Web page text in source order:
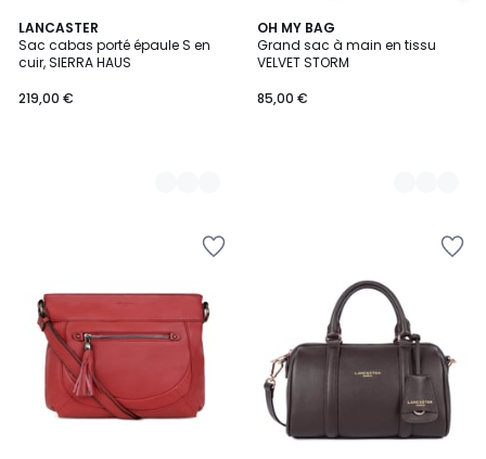
LANCASTER
Sac cabas porté épaule S en
cuir, SIERRA HAUS
219,00 €
8
Couleurs
OH MY BAG
Grand sac à main en tissu
VELVET STORM
85,00 €
6
Couleurs